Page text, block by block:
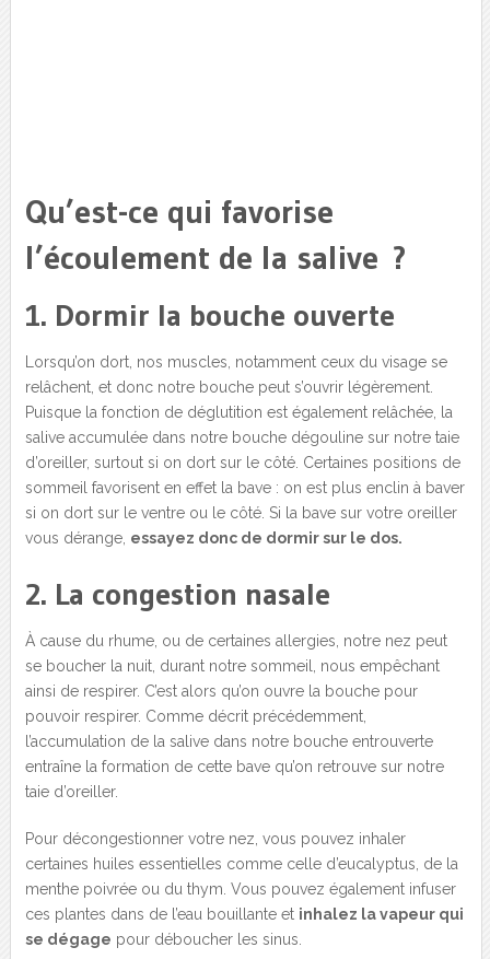
Qu’est-ce qui favorise
l’écoulement de la salive ?
1. Dormir la bouche ouverte
Lorsqu’on dort, nos muscles, notamment ceux du visage se
relâchent, et donc notre bouche peut s’ouvrir légèrement.
Puisque la fonction de déglutition est également relâchée, la
salive accumulée dans notre bouche dégouline sur notre taie
d’oreiller, surtout si on dort sur le côté. Certaines positions de
sommeil favorisent en effet la bave : on est plus enclin à baver
si on dort sur le ventre ou le côté. Si la bave sur votre oreiller
vous dérange, essayez donc de dormir sur le dos.
2. La congestion nasale
À cause du rhume, ou de certaines allergies, notre nez peut
se boucher la nuit, durant notre sommeil, nous empêchant
ainsi de respirer. C’est alors qu’on ouvre la bouche pour
pouvoir respirer. Comme décrit précédemment,
l’accumulation de la salive dans notre bouche entrouverte
entraîne la formation de cette bave qu’on retrouve sur notre
taie d’oreiller.
Pour décongestionner votre nez, vous pouvez inhaler
certaines huiles essentielles comme celle d’eucalyptus, de la
menthe poivrée ou du thym. Vous pouvez également infuser
ces plantes dans de l’eau bouillante et inhalez la vapeur qui
se dégage pour déboucher les sinus.